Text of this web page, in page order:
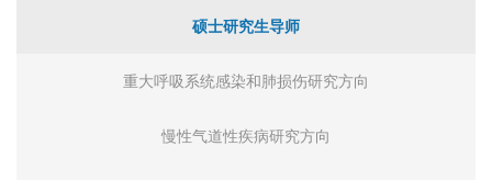
硕士研究生导师
重大呼吸系统感染和肺损伤研究方向
慢性气道性疾病研究方向